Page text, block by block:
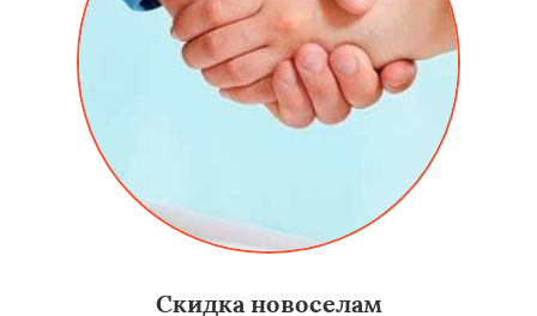
Скидка новоселам